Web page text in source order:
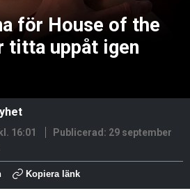
för House of the
titta uppåt igen
16:01 Publicerad: 29 september
Kopiera länk